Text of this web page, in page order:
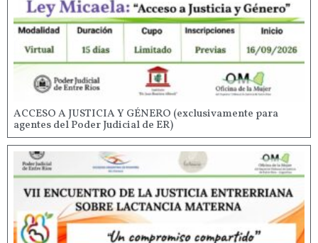
ACCESO A JUSTICIA Y GÉNERO (exclusivamente para
agentes del Poder Judicial de ER)